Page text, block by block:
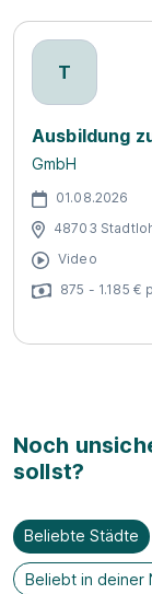
T
Ausbildung
GmbH
01.08.2026
48703
Video
875 - 1.185 €
Noch
sollst?
Beliebte Städte
Beliebt in deiner